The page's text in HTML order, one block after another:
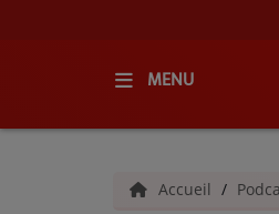
MENU
Accueil